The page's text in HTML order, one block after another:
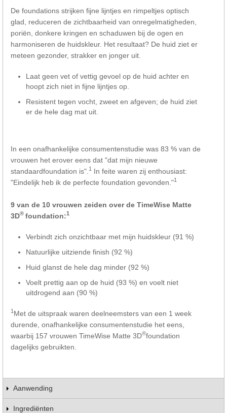
De foundations strijken fijne lijntjes en rimpeltjes optisch
glad, reduceren de zichtbaarheid van onregelmatigheden,
poriën, donkere kringen en schaduwen bij de ogen en
harmoniseren de huidskleur. Het resultaat? De huid ziet er
meteen gezonder, strakker en jonger uit.
Laat geen vet of vettig gevoel op de huid achter en
hoopt zich niet in fijne lijntjes op.
Resistent tegen vocht, zweet en afgeven; de huid ziet
er de hele dag mat uit.
In een onafhankelijke consumentenstudie was 83 % van de
vrouwen het erover eens dat "dat mijn nieuwe
standaardfoundation is". 1
In feite waren zij enthousiast:
"Eindelijk heb ik de perfecte foundation gevonden."1
9 van de 10 vrouwen zeiden over de TimeWise Matte
3D® foundation:1
Verbindt zich onzichtbaar met mijn huidskleur (91 %)
Natuurlijke uitziende finish (92 %)
Huid glanst de hele dag minder (92 %)
Voelt prettig aan op de huid (93 %) en voelt niet
uitdrogend aan (90 %)
1 Met de uitspraak waren deelneemsters van een 1 week
durende, onafhankelijke consumentenstudie het eens,
waarbij 157 vrouwen TimeWise Matte 3D®foundation
dagelijks gebruikten.
Aanwending
Ingrediënten